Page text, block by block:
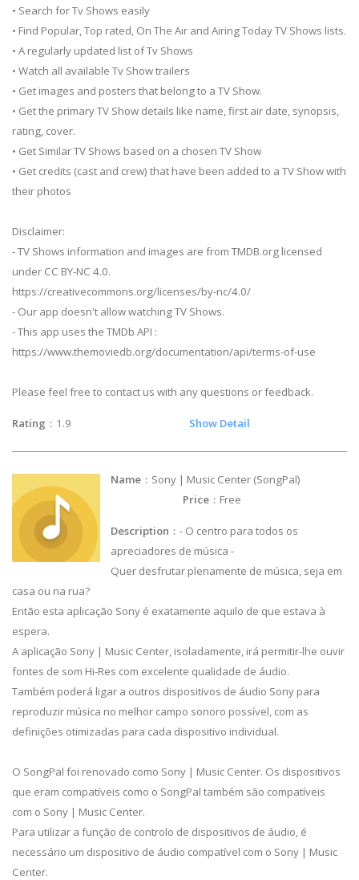
• Search for Tv Shows easily
• Find Popular, Top rated, On The Air and Airing Today TV Shows lists.
• A regularly updated list of Tv Shows
• Watch all available Tv Show trailers
• Get images and posters that belong to a TV Show.
• Get the primary TV Show details like name, first air date, synopsis,
rating, cover.
• Get Similar TV Shows based on a chosen TV Show
• Get credits (cast and crew) that have been added to a TV Show with
their photos
Disclaimer:
- TV Shows information and images are from TMDB.org licensed
under CC BY-NC 4.0.
https://creativecommons.org/licenses/by-nc/4.0/
- Our app doesn't allow watching TV Shows.
- This app uses the TMDb API :
https://www.themoviedb.org/documentation/api/terms-of-use
Please feel free to contact us with any questions or feedback.
Rating ：1.9 Show Detail
Name ：Sony | Music Center (SongPal)
Price ：Free
Description ：- O centro para todos os
apreciadores de música -
Quer desfrutar plenamente de música, seja em
casa ou na rua?
Então esta aplicação Sony é exatamente aquilo de que estava à
espera.
A aplicação Sony | Music Center, isoladamente, irá permitir-lhe ouvir
fontes de som Hi-Res com excelente qualidade de áudio.
Também poderá ligar a outros dispositivos de áudio Sony para
reproduzir música no melhor campo sonoro possível, com as
definições otimizadas para cada dispositivo individual.
O SongPal foi renovado como Sony | Music Center. Os dispositivos
que eram compatíveis como o SongPal também são compatíveis
com o Sony | Music Center.
Para utilizar a função de controlo de dispositivos de áudio, é
necessário um dispositivo de áudio compatível com o Sony | Music
Center.